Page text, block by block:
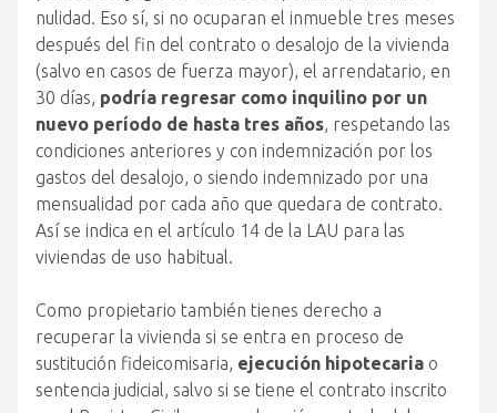
nulidad. Eso sí, si no ocuparan el inmueble tres meses
después del fin del contrato o desalojo de la vivienda
(salvo en casos de fuerza mayor), el arrendatario, en
30 días, podría regresar como inquilino por un
nuevo período de hasta tres años, respetando las
condiciones anteriores y con indemnización por los
gastos del desalojo, o siendo indemnizado por una
mensualidad por cada año que quedara de contrato.
Así se indica en el artículo 14 de la LAU para las
viviendas de uso habitual.
Como propietario también tienes derecho a
recuperar la vivienda si se entra en proceso de
sustitución fideicomisaria, ejecución hipotecaria o
sentencia judicial, salvo si se tiene el contrato inscrito